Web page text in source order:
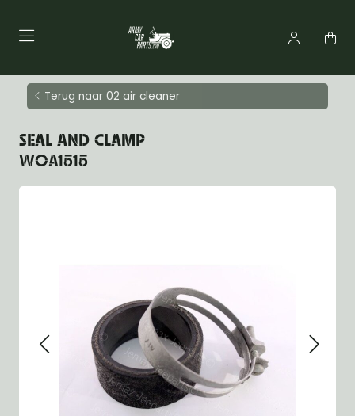
Terug naar 02 air cleaner
SEAL AND CLAMP
WOA1515